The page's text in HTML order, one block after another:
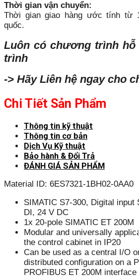
Thời gian vận chuyển:
Thời gian giao hàng ước tính từ
quốc.
Luôn có chương trình
trình
-> Hãy Liên hệ ngay cho
Chi Tiết Sản Phẩm
Thông tin kỹ thuật
Thông tin cơ bản
Dịch Vụ Kỹ thuật
Bảo hành & Đổi Trả
ĐÁNH GIÁ SẢN PHẨM
Material ID: 6ES7321-1BH02-0AA0
SIMATIC S7-300, Digital input
DI, 24 V DC
1x 20-pole SIMATIC ET 200M
Modular and universally
the control cabinet in IP20
Can be used as a central I/O
distributed configuration on a
PROFIBUS ET 200M interface